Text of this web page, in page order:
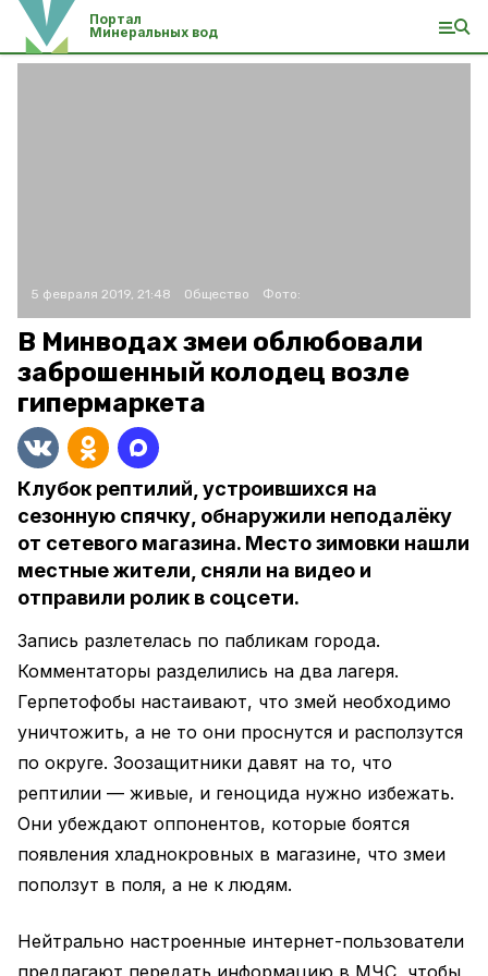
Портал
Минеральных вод
5 февраля 2019, 21:48 Общество Фото:
В Минводах змеи облюбовали
заброшенный колодец возле
гипермаркета
Клубок рептилий, устроившихся на
сезонную спячку, обнаружили неподалёку
от сетевого магазина. Место зимовки нашли
местные жители, сняли на видео и
отправили ролик в соцсети.
Запись разлетелась по пабликам города.
Комментаторы разделились на два лагеря.
Герпетофобы настаивают, что змей необходимо
уничтожить, а не то они проснутся и расползутся
по округе. Зоозащитники давят на то, что
рептилии — живые, и геноцида нужно избежать.
Они убеждают оппонентов, которые боятся
появления хладнокровных в магазине, что змеи
поползут в поля, а не к людям.
Нейтрально настроенные интернет-пользователи
предлагают передать информацию в МЧС, чтобы